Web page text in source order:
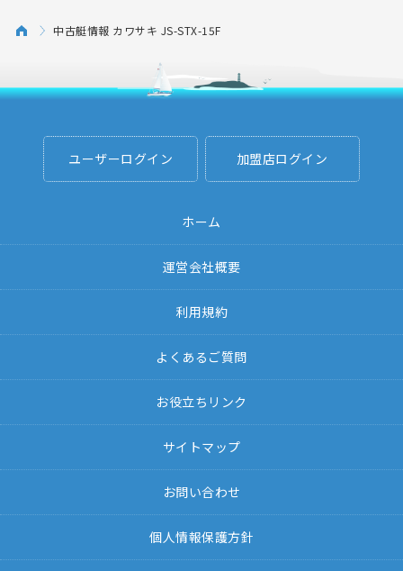
中古艇情報 カワサキ JS-STX-15F
ユーザーログイン 加盟店ログイン
ホーム
運営会社概要
利用規約
よくあるご質問
お役立ちリンク
サイトマップ
お問い合わせ
個人情報保護方針